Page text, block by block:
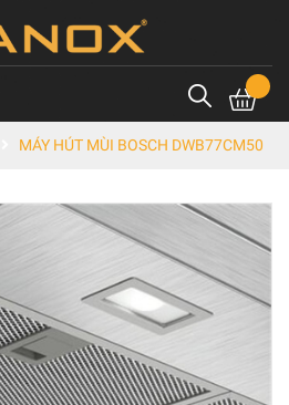
MÁY HÚT MÙI BOSCH DWB77CM50